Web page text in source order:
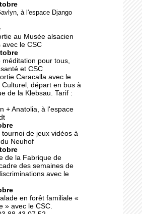
pour une
du
tue
au
à l'espace Django
au Musée alsacien
avec le CSC
méditation pour tous,
et CSC
Caracalla avec le
départ en bus à
de la Klebsau. Tarif :
+ Anatolia, à l'espace
de jeux vidéos à
Neuhof
de la Fabrique de
des semaines de
avec le
en forêt familiale «
» avec le CSC.